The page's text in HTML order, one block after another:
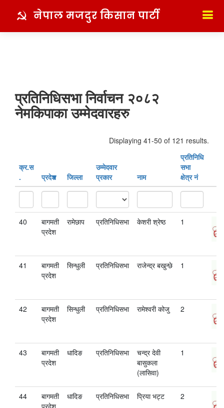
नेपाल मजदुर किसान पार्टी
प्रतिनिधिसभा निर्वाचन २०८२
नेमकिपाका उम्मेदवारहरु
Displaying 41-50 of 121 results.
क्र‍.स‌
.
प्रदेश जिल्ला
उम्मेदवार
प्रकार
नाम
प्रतिनिधि
सभा
क्षेत्र नं
40
बागमती
प्रदेश
रामेछाप प्रतिनिधिसभा केशरी श्रेष्‍ठ 1
41
बागमती
प्रदेश
सिन्धुली प्रतिनिधिसभा राजेन्द्र बखुन्छे 1
42
बागमती
प्रदेश
सिन्धुली प्रतिनिधिसभा रामेश्‍वरी कोजु 2
43
बागमती
प्रदेश
धादिङ प्रतिनिधिसभा
चन्द्र देवी
बासुकला
(लासिवा)
1
44
बागमती
प्रदेश
धादिङ प्रतिनिधिसभा प्रिया भट्ट 2